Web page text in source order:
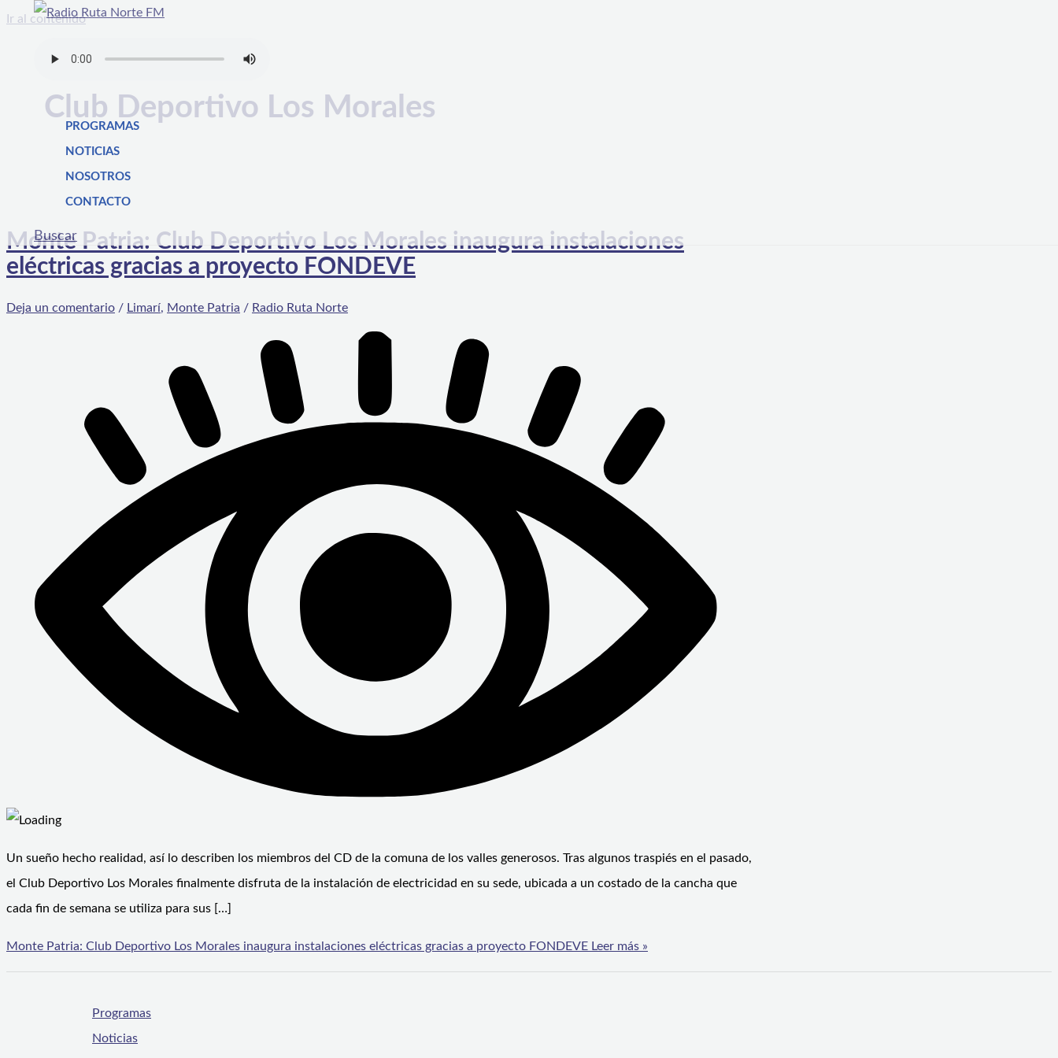
Ir al contenido
PROGRAMAS
NOTICIAS
NOSOTROS
CONTACTO
Buscar
Club Deportivo Los Morales
Monte Patria: Club Deportivo Los Morales inaugura instalaciones
eléctricas gracias a proyecto FONDEVE
Deja un comentario / Limarí, Monte Patria / Radio Ruta Norte
Un sueño hecho realidad, así lo describen los miembros del CD de la comuna de los valles generosos. Tras algunos traspiés en el pasado,
el Club Deportivo Los Morales finalmente disfruta de la instalación de electricidad en su sede, ubicada a un costado de la cancha que
cada fin de semana se utiliza para sus […]
Monte Patria: Club Deportivo Los Morales inaugura instalaciones eléctricas gracias a proyecto FONDEVE Leer más »
Programas
Noticias